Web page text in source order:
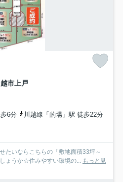
市上戸
6分
川越線「的場」駅 徒歩22分
たいならこちらの「敷地面積33坪～
ょうか☆住みやすい環境の... もっと見